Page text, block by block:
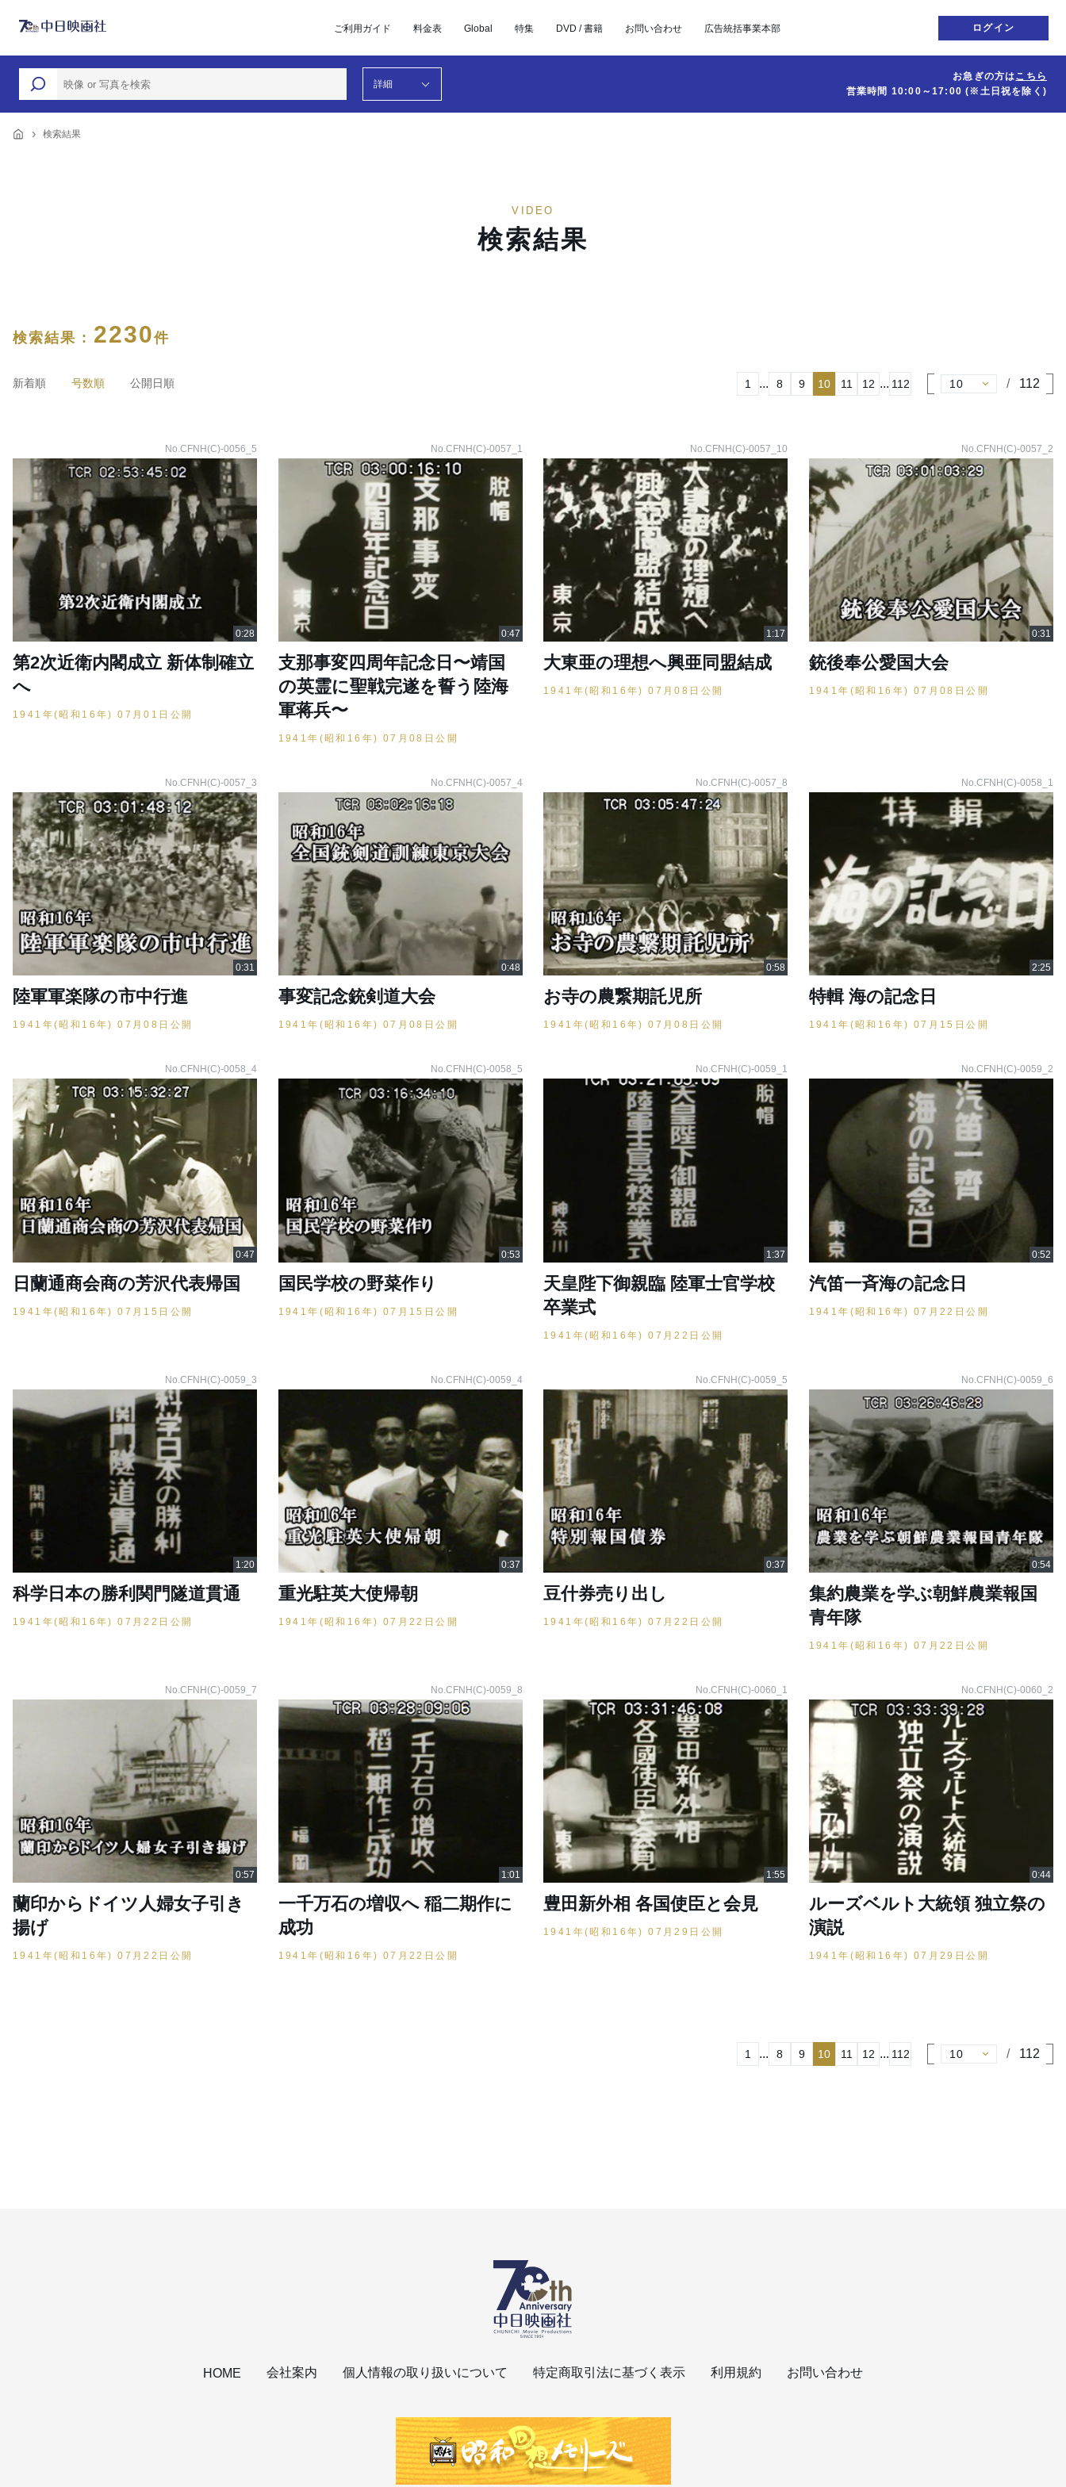
ご利用ガイド 料金表 Global 特集 DVD / 書籍 お問い合わせ 広告統括事業本部 ログイン
詳細
お急ぎの方はこちら
営業時間 10:00～17:00(※土日祝を除く)
検索結果
VIDEO
検索結果
検索結果 : 2230件
新着順 号数順 公開日順 1 ... 8 9 10 11 12 ... 112 112
No.CFNH(C)-0056_5
第2次近衛内閣成立 新体制確立
へ
1941年(昭和16年) 07月01日公開
No.CFNH(C)-0057_1
支那事変四周年記念日〜靖国
の英霊に聖戦完遂を誓う陸海
軍蒋兵〜
1941年(昭和16年) 07月08日公開
No.CFNH(C)-0057_10
大東亜の理想へ興亜同盟結成
1941年(昭和16年) 07月08日公開
No.CFNH(C)-0057_2
銃後奉公愛国大会
1941年(昭和16年) 07月08日公開
No.CFNH(C)-0057_3
陸軍軍楽隊の市中行進
1941年(昭和16年) 07月08日公開
No.CFNH(C)-0057_4
事変記念銃剣道大会
1941年(昭和16年) 07月08日公開
No.CFNH(C)-0057_8
お寺の農繋期託児所
1941年(昭和16年) 07月08日公開
No.CFNH(C)-0058_1
特輯 海の記念日
1941年(昭和16年) 07月15日公開
No.CFNH(C)-0058_4
日蘭通商会商の芳沢代表帰国
1941年(昭和16年) 07月15日公開
No.CFNH(C)-0058_5
国民学校の野菜作り
1941年(昭和16年) 07月15日公開
No.CFNH(C)-0059_1
天皇陛下御親臨 陸軍士官学校
卒業式
1941年(昭和16年) 07月22日公開
No.CFNH(C)-0059_2
汽笛一斉海の記念日
1941年(昭和16年) 07月22日公開
No.CFNH(C)-0059_3
科学日本の勝利関門隧道貫通
1941年(昭和16年) 07月22日公開
No.CFNH(C)-0059_4
重光駐英大使帰朝
1941年(昭和16年) 07月22日公開
No.CFNH(C)-0059_5
豆什券売り出し
1941年(昭和16年) 07月22日公開
No.CFNH(C)-0059_6
集約農業を学ぶ朝鮮農業報国
青年隊
1941年(昭和16年) 07月22日公開
No.CFNH(C)-0059_7
蘭印からドイツ人婦女子引き
揚げ
1941年(昭和16年) 07月22日公開
No.CFNH(C)-0059_8
一千万石の増収へ 稲二期作に
成功
1941年(昭和16年) 07月22日公開
No.CFNH(C)-0060_1
豊田新外相 各国使臣と会見
1941年(昭和16年) 07月29日公開
No.CFNH(C)-0060_2
ルーズベルト大統領 独立祭の
演説
1941年(昭和16年) 07月29日公開
1 ... 8 9 10 11 12 ... 112 112
HOME 会社案内 個人情報の取り扱いについて 特定商取引法に基づく表示 利用規約 お問い合わせ